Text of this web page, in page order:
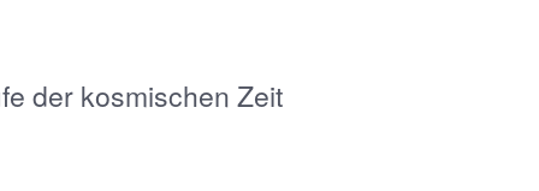
der kosmischen Zeit